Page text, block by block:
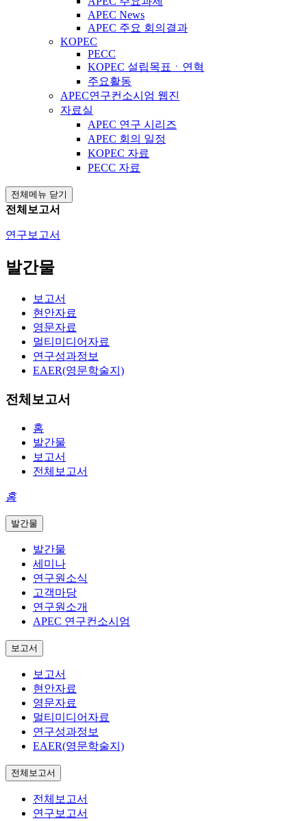
APEC News
APEC 주요 회의결과
KOPEC
PECC
KOPEC 설립목표ㆍ연혁
주요활동
APEC연구컨소시엄 웹진
자료실
APEC 연구 시리즈
APEC 회의 일정
KOPEC 자료
PECC 자료
전체메뉴 닫기
전체보고서
연구보고서
발간물
보고서
현안자료
영문자료
멀티미디어자료
연구성과정보
EAER(영문학술지)
전체보고서
홈
발간물
보고서
전체보고서
홈
발간물
발간물
세미나
연구원소식
고객마당
연구원소개
APEC 연구컨소시엄
보고서
보고서
현안자료
영문자료
멀티미디어자료
연구성과정보
EAER(영문학술지)
전체보고서
전체보고서
연구보고서